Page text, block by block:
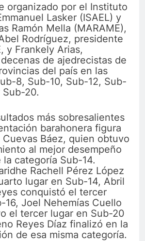
organizado por el Instituto
Lasker (ISAEL) y
Ramón Mella (MARAME),
Rodríguez, presidente
y Frankely Arias,
de ajedrecistas de
del país en las
8, Sub-10, Sub-12, Sub-
Sub-20.
más sobresalientes
barahonera figura
Cuevas Báez, quien obtuvo
al mejor desempeño
categoría Sub-14.
Rachell Pérez López
lugar en Sub-14, Abril
conquistó el tercer
16, Joel Nehemías Cuello
el tercer lugar en Sub-20
Reyes Díaz finalizó en la
de esa misma categoría.